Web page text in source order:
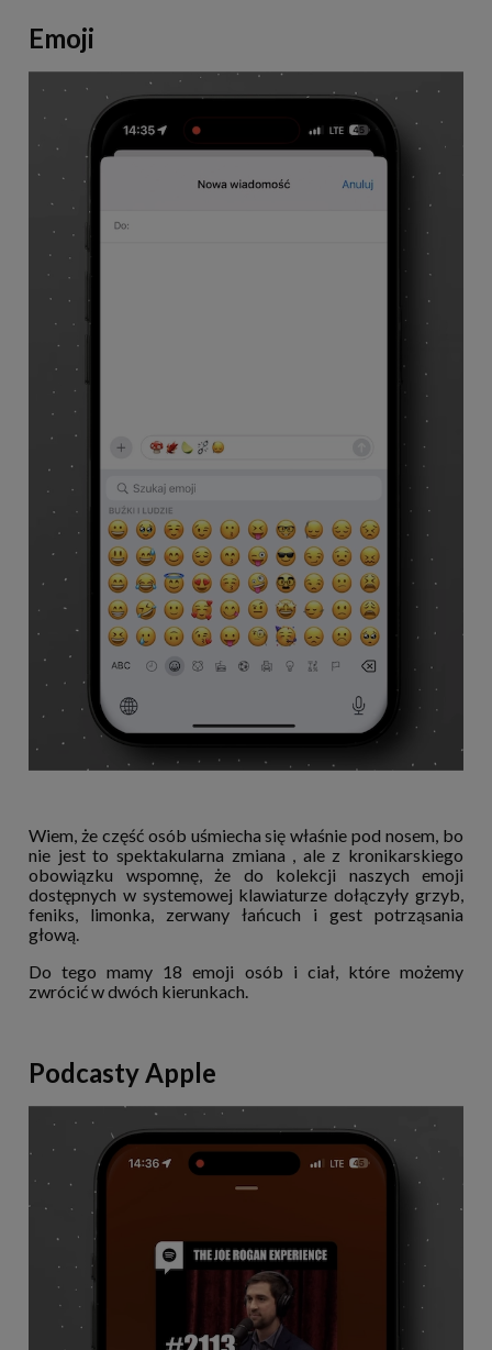
Emoji
Wiem, że część osób uśmiecha się właśnie pod nosem, bo
nie jest to spektakularna zmiana , ale z kronikarskiego
obowiązku wspomnę, że do kolekcji naszych emoji
dostępnych w systemowej klawiaturze dołączyły grzyb,
feniks, limonka, zerwany łańcuch i gest potrząsania
głową.
Do tego mamy 18 emoji osób i ciał, które możemy
zwrócić w dwóch kierunkach.
Podcasty Apple